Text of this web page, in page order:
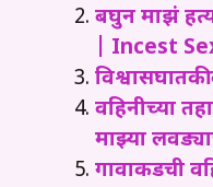
बघुन माझं
| Incest
वहिनीच्या
माझ्या
गावाकडची